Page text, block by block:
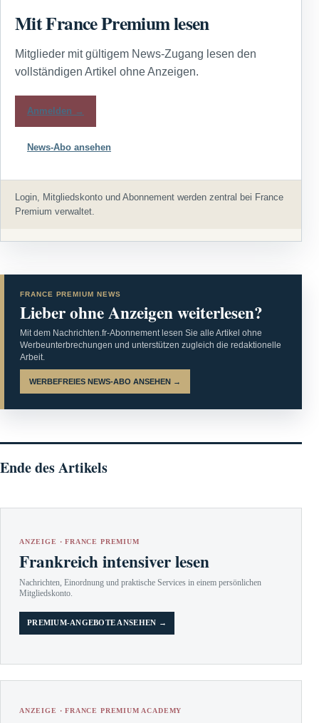
Mit France Premium lesen
Mitglieder mit gültigem News-Zugang lesen den
vollständigen Artikel ohne Anzeigen.
Anmelden →
News-Abo ansehen
Login, Mitgliedskonto und Abonnement werden zentral bei France
Premium verwaltet.
FRANCE PREMIUM NEWS
Lieber ohne Anzeigen weiterlesen?
Mit dem Nachrichten.fr-Abonnement lesen Sie alle Artikel ohne
Werbeunterbrechungen und unterstützen zugleich die redaktionelle
Arbeit.
WERBEFREIES NEWS-ABO ANSEHEN →
Ende des Artikels
ANZEIGE · FRANCE PREMIUM
Frankreich intensiver lesen
Nachrichten, Einordnung und praktische Services in einem persönlichen
Mitgliedskonto.
PREMIUM-ANGEBOTE ANSEHEN →
ANZEIGE · FRANCE PREMIUM ACADEMY